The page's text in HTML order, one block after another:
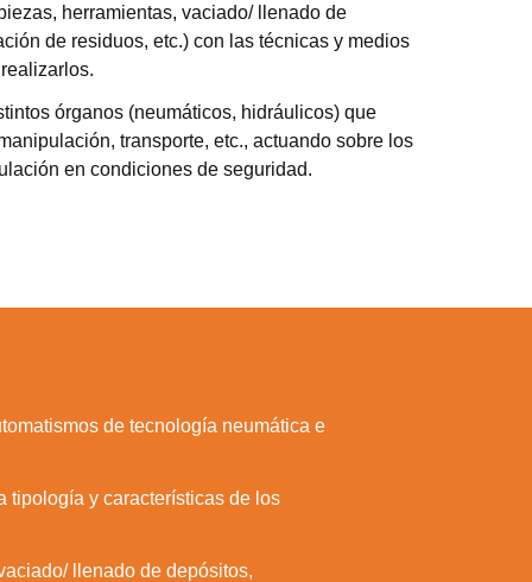
herramientas, vaciado/ llenado de
de residuos, etc.) con las técnicas y medios
órganos (neumáticos, hidráulicos) que
transporte, etc., actuando sobre los
en condiciones de seguridad.
de tecnología neumática e
tipología y características de los
llenado de depósitos,